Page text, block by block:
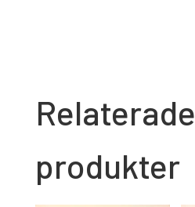
Relaterade
produkter